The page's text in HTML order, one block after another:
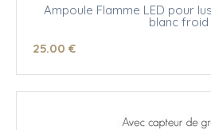
Ampoule Flamme LED pour
blanc froid
25.00 €